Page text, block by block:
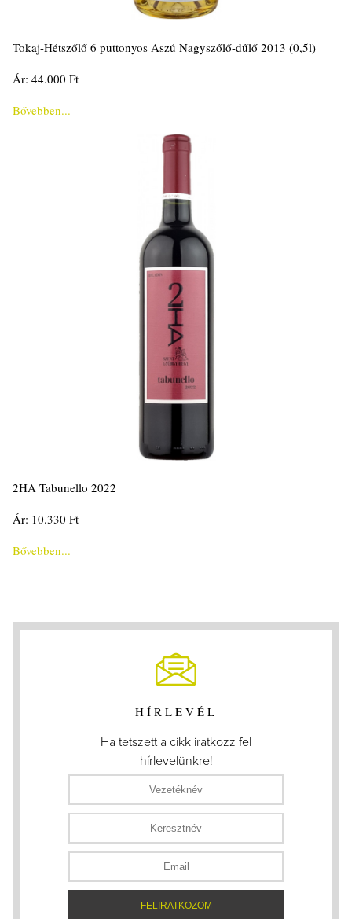
Tokaj-Hétszőlő 6 puttonyos Aszú Nagyszőlő-dűlő 2013 (0,5l)
Ár: 44.000 Ft
Bővebben...
2HA Tabunello 2022
Ár: 10.330 Ft
Bővebben...
HÍRLEVÉL
Ha tetszett a cikk iratkozz fel
hírlevelünkre!